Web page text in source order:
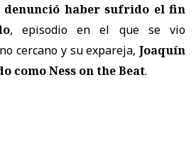
denunció haber sufrido el fin
, episodio en el que se vio
cercano y su expareja, Joaquín
como Ness on the Beat.